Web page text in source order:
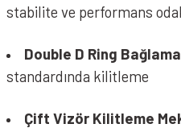
stabilite ve performans
Double D Ring
standardında kilitleme
Çift Vizör Kilitleme